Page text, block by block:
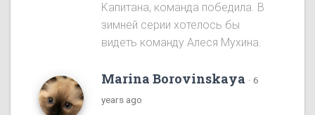
Kапитана, команда победила. B
зимней серии хотелось бы
видеть команду Алеся Мухинa.
Marina Borovinskaya · 6
years ago